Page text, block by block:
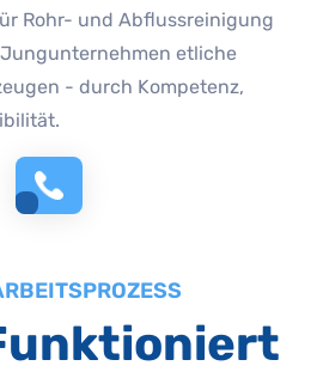
Rohr- und Abflussreinigung
etliche
- durch Kompetenz,